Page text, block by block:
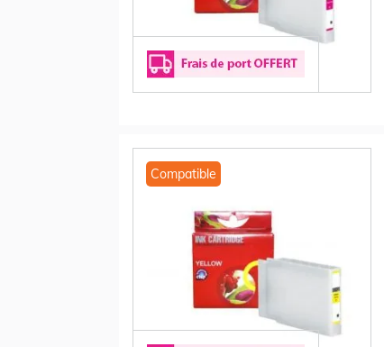
Compatible